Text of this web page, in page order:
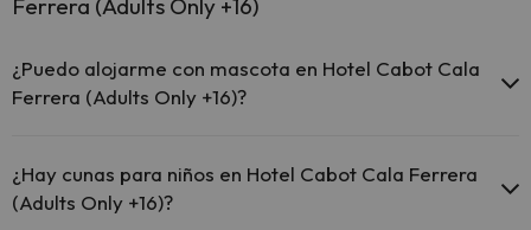
Ferrera (Adults Only +16)
¿Puedo alojarme con mascota en Hotel Cabot Cala
Ferrera (Adults Only +16)?
mascotas.
¿Hay cunas para niños en Hotel Cabot Cala Ferrera
(Adults Only +16)?